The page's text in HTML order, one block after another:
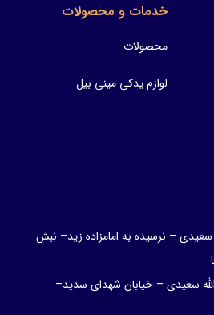
خدمات و محصولات
محصولات
لوازم یدکی مینی بیل
سعیدی – نرسیده به امامزاده زید– نبش
الله سعیدی – خیابان شهدای سدید–